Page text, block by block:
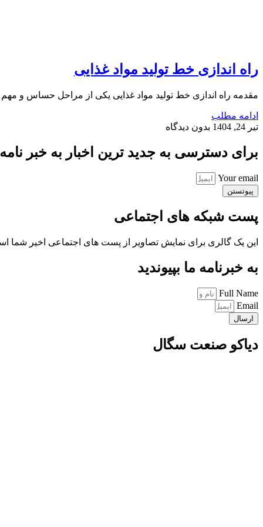
راه اندازی خط تولید مواد غذایی
مقدمه راه‌ اندازی خط تولید مواد غذایی یکی از مراحل حساس و
ادامه مطلب
تیر 24, 1404
بدون دیدگاه
برای دسترسی به جدید ترین اخبار به خبر نامه
Your email
پیوتستن
پست شبکه های اجتماعی
این یک گالری برای نمایش تصاویر از پست های اجتماعی اخیر شما
به خبرنامه ما بپیوندید
Full Name
Email
ارسال
دیاکو صنعت سگال